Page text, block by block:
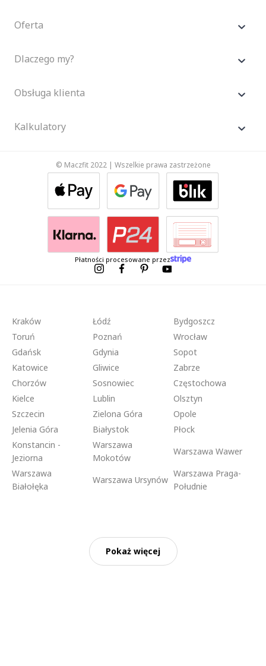
Oferta
Dlaczego my?
Obsługa klienta
Kalkulatory
© Maczfit 2022 | Wszelkie prawa zastrzeżone
Płatności procesowane przez
Kraków Łódź
Bydgoszcz
Toruń
Poznań
Wrocław
Gdańsk
Gdynia
Sopot
Katowice
Gliwice
Zabrze
Chorzów
Sosnowiec
Częstochowa
Kielce
Lublin
Olsztyn
Szczecin
Zielona Góra
Opole
Jelenia Góra
Białystok
Płock
Konstancin -
Jeziorna
Warszawa
Mokotów
Warszawa Wawer
Warszawa
Białołęka
Warszawa Ursynów
Warszawa Praga-
Południe
Pokaż więcej